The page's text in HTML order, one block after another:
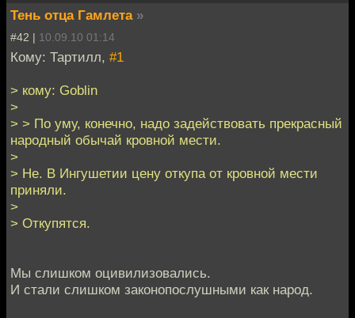
Тень отца Гамлета »
#42 | 10.09.10 01:14
Кому: Тартилл, #1
> кому: Goblin
>
> > По уму, конечно, надо задействовать прекрасный
народный обычай кровной мести.
>
> Не. В Ингушетии цену откупа от кровной мести
приняли.
>
> Откупятся.
Мы слишком оцивилизовались.
И стали слишком законопослушными как народ.